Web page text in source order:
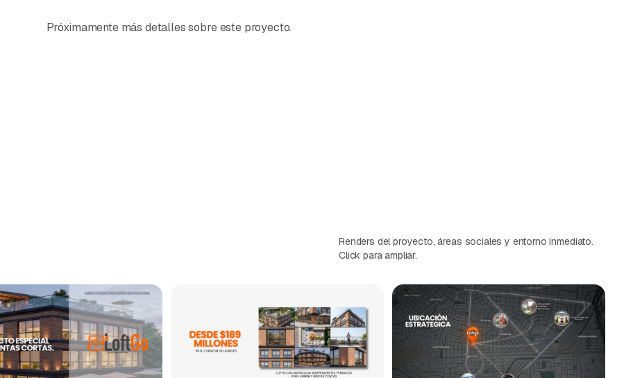
Próximamente más detalles sobre este proyecto.
Renders del proyecto, áreas sociales y entorno inmediato.
Click para ampliar.